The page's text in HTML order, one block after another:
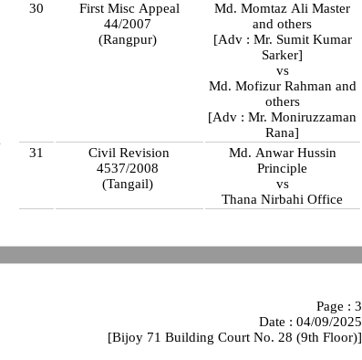
30
First Misc Appeal
44/2007
(Rangpur)
Md. Momtaz Ali Master
and others
[Adv : Mr. Sumit Kumar
Sarker]
vs
Md. Mofizur Rahman and
others
[Adv : Mr. Moniruzzaman
Rana]
31
Civil Revision
4537/2008
(Tangail)
Md. Anwar Hussin
Principle
vs
Thana Nirbahi Office
Page : 3
Date : 04/09/2025
[Bijoy 71 Building Court No. 28 (9th Floor)]